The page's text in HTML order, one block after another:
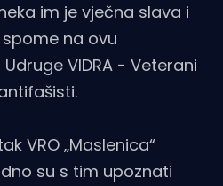
im je vječna slava i
na ovu
VIDRA - Veterani
VRO „Maslenica“
su s tim upoznati